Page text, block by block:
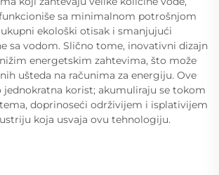
sa minimalnom potrošnjom
ekološki otisak i smanjujući
sa vodom. Slično tome, inovativni dizajn
energetskim zahtevima, što može
ušteda na računima za energiju. Ove
jednokratna korist; akumuliraju se tokom
doprinoseći održivijem i isplativijem
koja usvaja ovu tehnologiju.